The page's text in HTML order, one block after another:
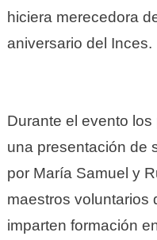
hiciera merecedora
aniversario del Inces.
Durante el evento
una presentación de
por María Samuel y
maestros voluntarios
imparten formación